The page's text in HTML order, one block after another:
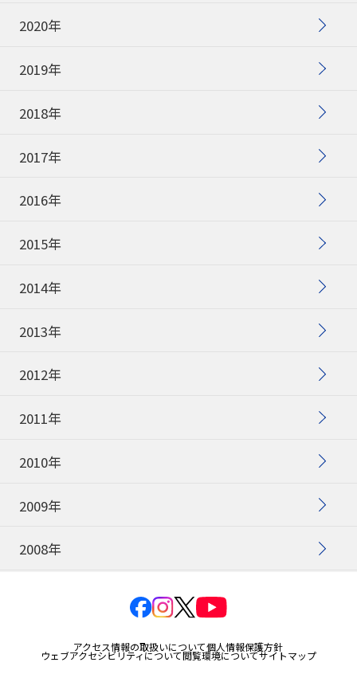
2020年
2019年
2018年
2017年
2016年
2015年
2014年
2013年
2012年
2011年
2010年
2009年
2008年
アクセス情報の取扱いについて個人情報保護方針
ウェブアクセシビリティについて閲覧環境についてサイトマップ